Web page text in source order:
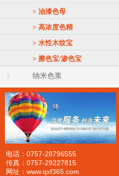
> 油漆色母
> 高浓度色精
> 水性木纹宝
> 擦色宝/渗色宝
纳米色浆
电话：0757-28796555
传真：0757-29227815
网址：www.qxf365.com